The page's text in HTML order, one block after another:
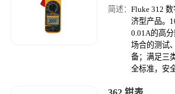
简述：Fluke 312
济型产品。
0.01A的高
场合的测试
备；满足三
全标准，安